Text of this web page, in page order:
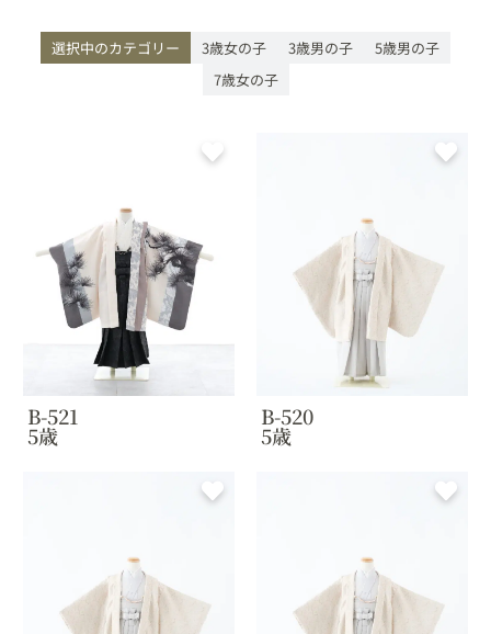
選択中のカテゴリー 3歳女の子 3歳男の子
5歳男の子
7歳女の子
B-521
5歳
B-520
5歳